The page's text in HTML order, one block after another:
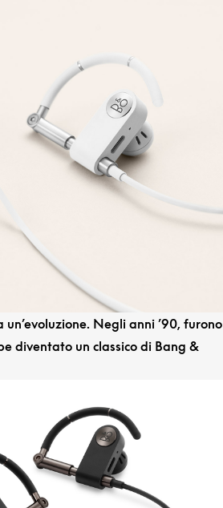
Negli anni ’90, furono
diventato un classico di Bang &